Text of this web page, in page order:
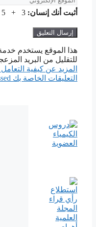
الإلكتروني
أثبت أنك إنسان: 3 + 5 =
هذا الموقع يستخدم
للتقليل من البريد
المزيد عن كيفية
التعليقات الخاصة بك processed